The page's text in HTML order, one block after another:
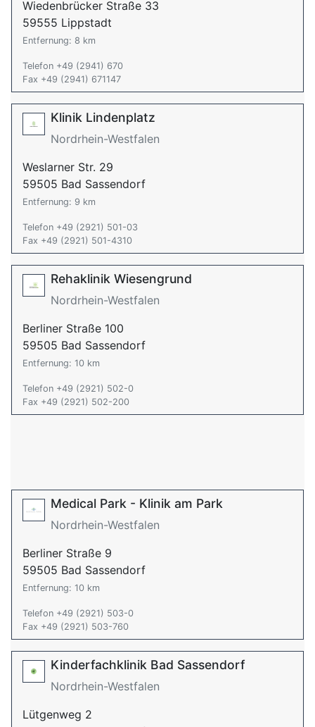
Wiedenbrücker Straße 33
59555 Lippstadt
Entfernung: 8 km
Telefon +49 (2941) 670
Fax +49 (2941) 671147
Klinik Lindenplatz
Nordrhein-Westfalen
Weslarner Str. 29
59505 Bad Sassendorf
Entfernung: 9 km
Telefon +49 (2921) 501-03
Fax +49 (2921) 501-4310
Rehaklinik Wiesengrund
Nordrhein-Westfalen
Berliner Straße 100
59505 Bad Sassendorf
Entfernung: 10 km
Telefon +49 (2921) 502-0
Fax +49 (2921) 502-200
Medical Park - Klinik am Park
Nordrhein-Westfalen
Berliner Straße 9
59505 Bad Sassendorf
Entfernung: 10 km
Telefon +49 (2921) 503-0
Fax +49 (2921) 503-760
Kinderfachklinik Bad Sassendorf
Nordrhein-Westfalen
Lütgenweg 2